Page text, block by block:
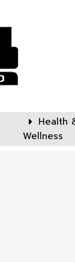
Health
Wellness